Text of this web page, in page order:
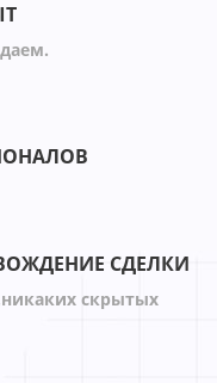
СДЕЛКИ
скрытых